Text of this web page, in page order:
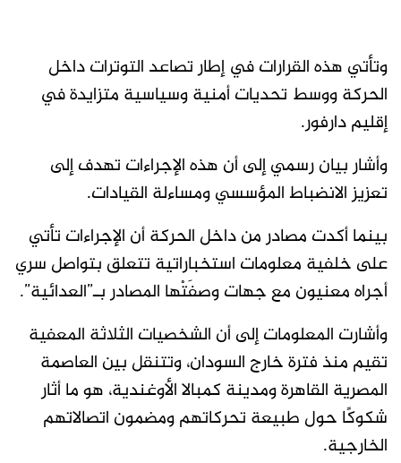
وتأتي هذه القرارات في إطار تصاعد التوترات داخل
الحركة ووسط تحديات أمنية وسياسية متزايدة في
إقليم دارفور.
وأشار بيان رسمي إلى أن هذه الإجراءات تهدف إلى
تعزيز الانضباط المؤسسي ومساءلة القيادات.
بينما أكدت مصادر من داخل الحركة أن الإجراءات تأتي
على خلفية معلومات استخباراتية تتعلق بتواصل سري
أجراه معنيون مع جهات وصفَتْها المصادر بـ”العدائية”.
وأشارت المعلومات إلى أن الشخصيات الثلاثة المعفية
تقيم منذ فترة خارج السودان، وتتنقل بين العاصمة
المصرية القاهرة ومدينة كمبالا الأوغندية، هو ما أثار
شكوكًا حول طبيعة تحركاتهم ومضمون اتصالاتهم
الخارجية.